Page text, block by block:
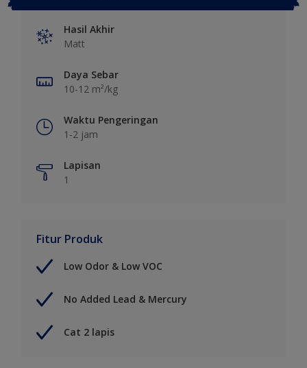
Hasil Akhir
Matt
Daya Sebar
10-12 m²/kg
Waktu Pengeringan
1-2 jam
Lapisan
1
Fitur Produk
Low Odor & Low VOC
No Added Lead & Mercury
Cat 2 lapis